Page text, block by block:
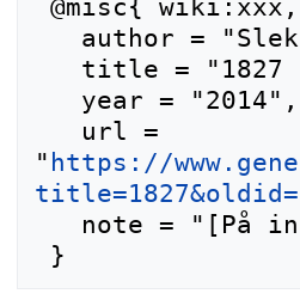
" https://